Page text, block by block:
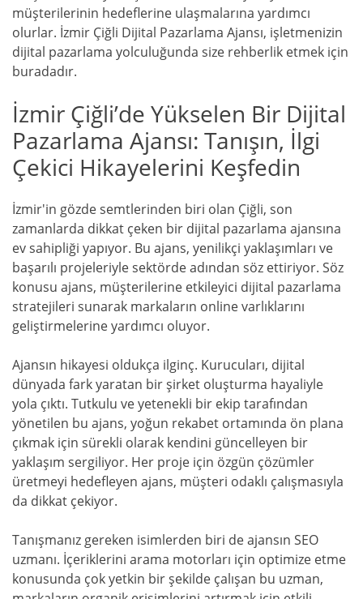
müşterilerinin hedeflerine ulaşmalarına yardımcı
olurlar. İzmir Çiğli Dijital Pazarlama Ajansı, işletmenizin
dijital pazarlama yolculuğunda size rehberlik etmek için
buradadır.
İzmir Çiğli’de Yükselen Bir Dijital
Pazarlama Ajansı: Tanışın, İlgi
Çekici Hikayelerini Keşfedin
İzmir'in gözde semtlerinden biri olan Çiğli, son
zamanlarda dikkat çeken bir dijital pazarlama ajansına
ev sahipliği yapıyor. Bu ajans, yenilikçi yaklaşımları ve
başarılı projeleriyle sektörde adından söz ettiriyor. Söz
konusu ajans, müşterilerine etkileyici dijital pazarlama
stratejileri sunarak markaların online varlıklarını
geliştirmelerine yardımcı oluyor.
Ajansın hikayesi oldukça ilginç. Kurucuları, dijital
dünyada fark yaratan bir şirket oluşturma hayaliyle
yola çıktı. Tutkulu ve yetenekli bir ekip tarafından
yönetilen bu ajans, yoğun rekabet ortamında ön plana
çıkmak için sürekli olarak kendini güncelleyen bir
yaklaşım sergiliyor. Her proje için özgün çözümler
üretmeyi hedefleyen ajans, müşteri odaklı çalışmasıyla
da dikkat çekiyor.
Tanışmanız gereken isimlerden biri de ajansın SEO
uzmanı. İçeriklerini arama motorları için optimize etme
konusunda çok yetkin bir şekilde çalışan bu uzman,